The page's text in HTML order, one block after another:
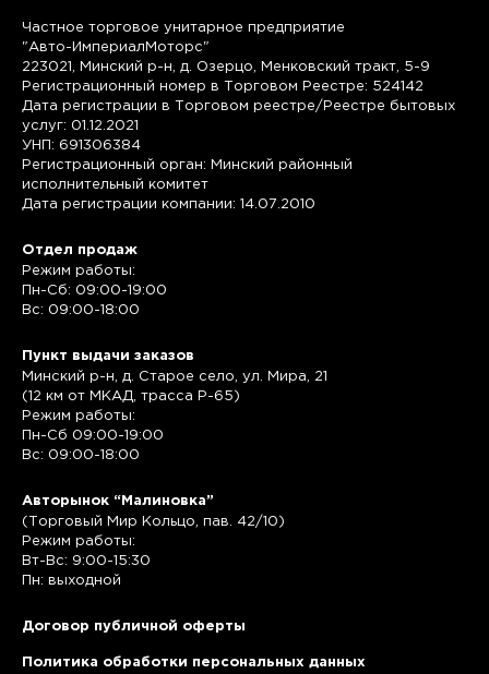
Частное торговое унитарное предприятие
"Авто-ИмпериалМоторс"
223021, Минский р-н, д. Озерцо, Менковский тракт, 5-9
Регистрационный номер в Торговом Реестре: 524142
Дата регистрации в Торговом реестре/Реестре бытовых
услуг: 01.12.2021
УНП: 691306384
Регистрационный орган: Минский районный
исполнительный комитет
Дата регистрации компании: 14.07.2010
Отдел продаж
Режим работы:
Пн-Сб: 09:00-19:00
Вс: 09:00-18:00
Пункт выдачи заказов
Минский р-н, д. Старое село, ул. Мира, 21
(12 км от МКАД, трасса P-65)
Режим работы:
Пн-Сб 09:00-19:00
Вс: 09:00-18:00
Авторынок “Малиновка”
(Торговый Мир Кольцо, пав. 42/10)
Режим работы:
Вт-Вс: 9:00-15:30
Пн: выходной
Договор публичной оферты
Политика обработки персональных данных